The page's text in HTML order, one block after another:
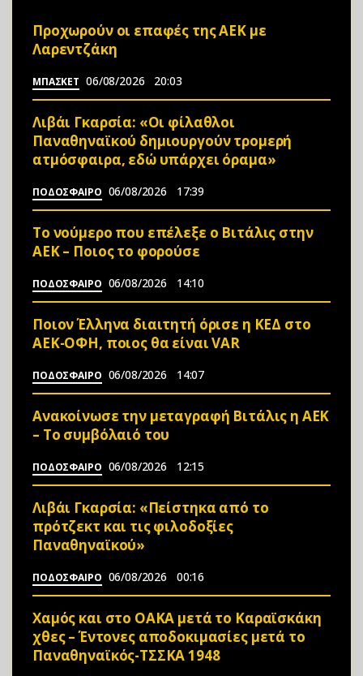
Προχωρούν οι επαφές της ΑΕΚ με
Λαρεντζάκη
ΜΠΑΣΚΕΤ 06/08/2026 20:03
Λιβάι Γκαρσία: «Οι φίλαθλοι
Παναθηναϊκού δημιουργούν τρομερή
ατμόσφαιρα, εδώ υπάρχει όραμα»
ΠΟΔΟΣΦΑΙΡΟ 06/08/2026 17:39
Το νούμερο που επέλεξε ο Βιτάλις στην
ΑΕΚ – Ποιος το φορούσε
ΠΟΔΟΣΦΑΙΡΟ 06/08/2026 14:10
Ποιον Έλληνα διαιτητή όρισε η ΚΕΔ στο
ΑΕΚ-ΟΦΗ, ποιος θα είναι VAR
ΠΟΔΟΣΦΑΙΡΟ 06/08/2026 14:07
Ανακοίνωσε την μεταγραφή Βιτάλις η ΑΕΚ
– Το συμβόλαιό του
ΠΟΔΟΣΦΑΙΡΟ 06/08/2026 12:15
Λιβάι Γκαρσία: «Πείστηκα από το
πρότζεκτ και τις φιλοδοξίες
Παναθηναϊκού»
ΠΟΔΟΣΦΑΙΡΟ 06/08/2026 00:16
Χαμός και στο ΟΑΚΑ μετά το Καραϊσκάκη
χθες – Έντονες αποδοκιμασίες μετά το
Παναθηναϊκός-ΤΣΣΚΑ 1948